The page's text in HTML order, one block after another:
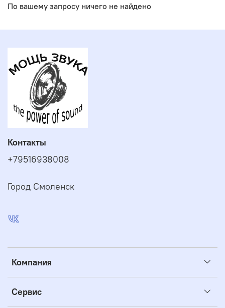
По вашему запросу ничего не найдено
Компания
Сервис
Контакты
+79516938008
Город Смоленск